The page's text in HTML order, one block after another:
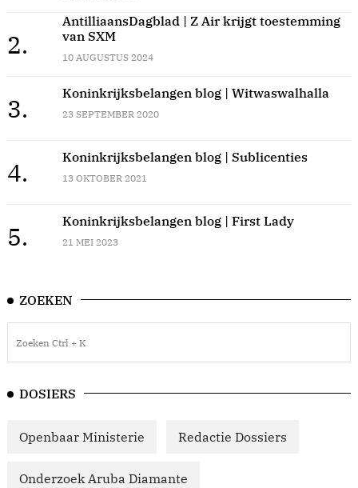
2.
AntilliaansDagblad | Z Air krijgt toestemming
van SXM
10 AUGUSTUS 2024
3.
Koninkrijksbelangen blog | Witwaswalhalla
23 SEPTEMBER 2020
4.
Koninkrijksbelangen blog | Sublicenties
13 OKTOBER 2021
5.
Koninkrijksbelangen blog | First Lady
21 MEI 2023
ZOEKEN
DOSIERS
Openbaar Ministerie Redactie Dossiers
Onderzoek Aruba Diamante